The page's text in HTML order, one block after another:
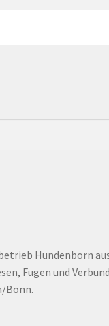
/ Dehnungsfuge
Flächenheizung
Hundenborn
Fugen und
Bonn.